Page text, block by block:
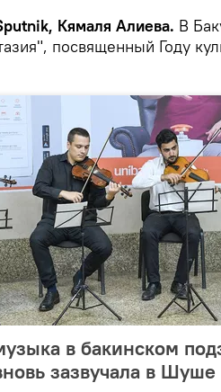
Кямаля Алиева. В
посвященный Году
в бакинском
зазвучала в Шуше